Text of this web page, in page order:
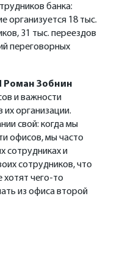
банка:
организуется 18 тыс.
31 тыс. переездов
переговорных
Роман Зобнин
и важности
их организации.
свой: когда мы
офисов, мы часто
сотрудниках и
сотрудников, что
чего-то
из офиса второй